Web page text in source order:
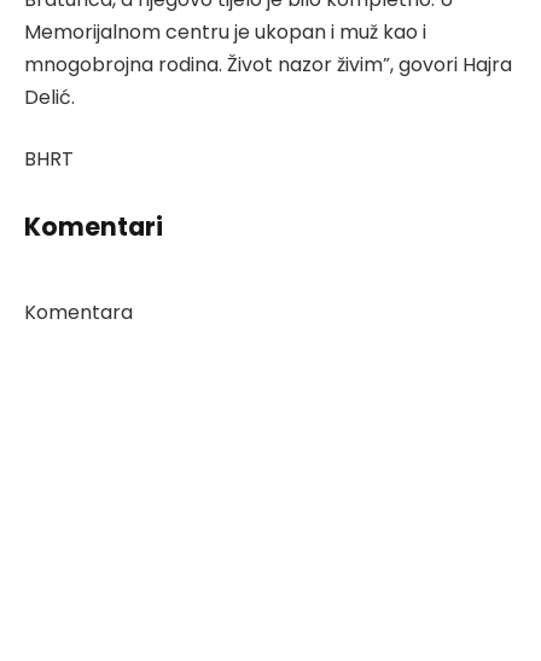
Memorijalnom centru je ukopan i muž kao i
mnogobrojna rodina. Život nazor živim”, govori Hajra
Delić.
BHRT
Komentari
Komentara